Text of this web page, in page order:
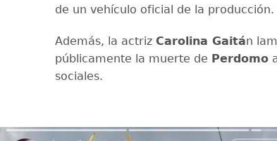
de un vehículo oficial de la producción.
Además, la actriz Carolina Gaitán
públicamente la muerte de Perdomo
sociales.